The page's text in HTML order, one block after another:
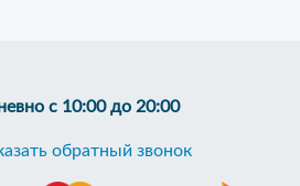
с 10:00 до 20:00
обратный звонок